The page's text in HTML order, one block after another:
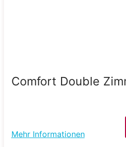
Comfort Double
Mehr Informationen